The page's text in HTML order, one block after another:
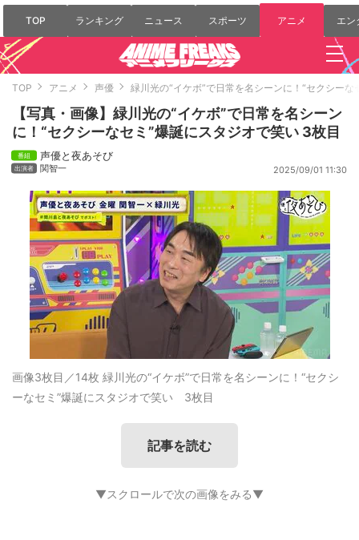
TOP ランキング ニュース スポーツ アニメ エン
TOP アニメ 声優 緑川光の“イケボ”で日常を名シーンに！“セクシー
【写真・画像】緑川光の“イケボ”で日常を名シーン
に！“セクシーなセミ”爆誕にスタジオで笑い 3枚目
声優と夜あそび
関智一 2025/09/01 11:30
画像3枚目／14枚 緑川光の“イケボ”で日常を名シーンに！“セクシ
ーなセミ”爆誕にスタジオで笑い 3枚目
記事を読む
▼スクロールで次の画像をみる▼